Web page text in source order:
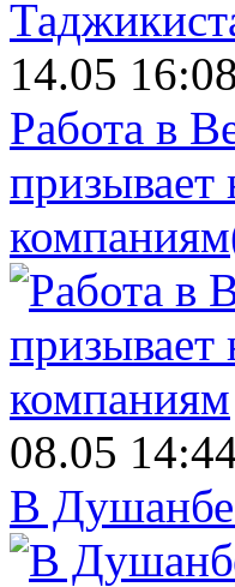
14.05 16:08
Работа в
призывает
компаниям
08.05
В Душанбе